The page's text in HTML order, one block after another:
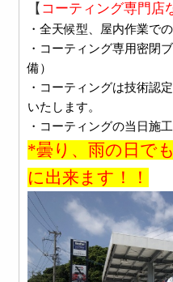
【 コーティング専門店
・全天候型、屋内作業で
・コーティング専用密閉
備）
・コーティングは技術認
いたします。
・コーティングの当日施
*曇り、雨の日で
に出来ます！！